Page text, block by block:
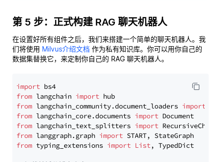
第 5 步：正式构建 RAG 聊天机器人
在设置好所有组件之后，我们来搭建一个简单的聊天机器人。我
们将使用 Milvus介绍文档 作为私有知识库。你可以用你自己的
数据集替换它，来定制你自己的 RAG 聊天机器人。
import
from langchain import
from langchain_community.document_loaders import
from langchain_core.documents import
from langchain_text_splitters import
from langgraph.graph import
from typing_extensions import List, TypedDict